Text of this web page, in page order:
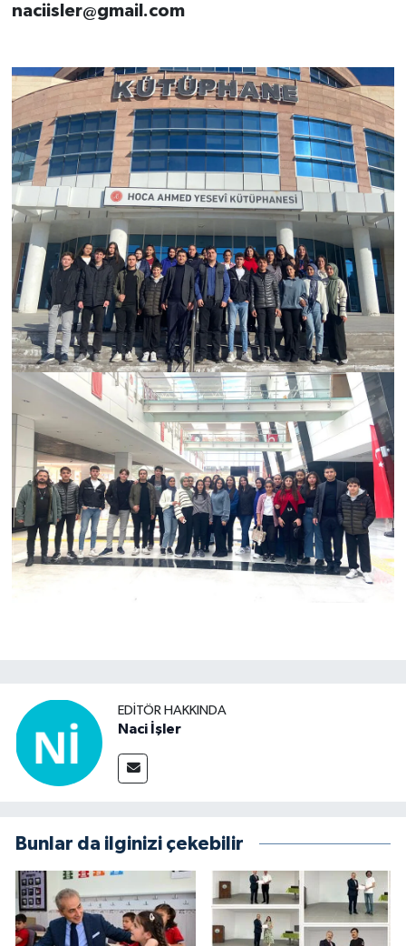
naciisler@gmail.com
EDITÖR HAKKINDA
Naci İşler
Bunlar da ilginizi çekebilir